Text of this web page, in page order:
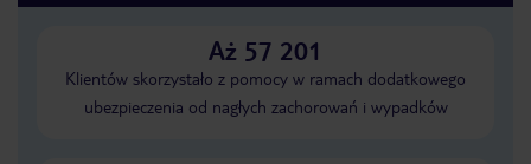
Aż 57 201
Klientów skorzystało z pomocy w ramach dodatkowego
ubezpieczenia od nagłych zachorowań i wypadków